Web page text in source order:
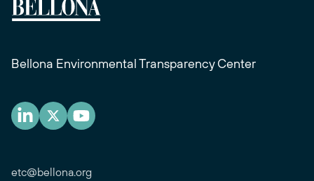
Bellona Environmental Transparency Center
etc@bellona.org